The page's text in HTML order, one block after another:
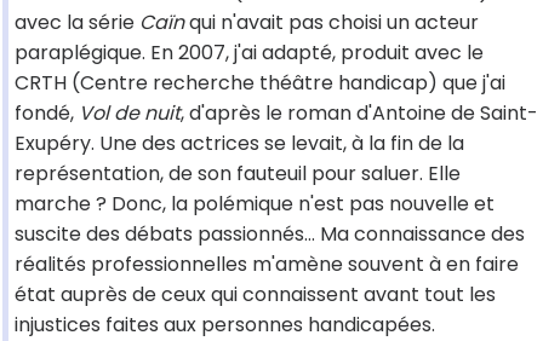
avec la série Caïnqui n'avait pas choisi un acteur
paraplégique. En 2007, j'ai adapté, produit avec le
CRTH (Centre recherche théâtre handicap) que j'ai
fondé, Vol de nuit, d'après le roman d'Antoine de Saint-
Exupéry. Une des actrices se levait, à la fin de la
représentation, de son fauteuil pour saluer. Elle
marche ? Donc, la polémique n'est pas nouvelle et
suscite des débats passionnés… Ma connaissance des
réalités professionnelles m'amène souvent à en faire
état auprès de ceux qui connaissent avant tout les
injustices faites aux personnes handicapées.